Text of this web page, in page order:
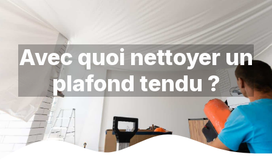
Avec quoi nettoyer un
plafond tendu ?